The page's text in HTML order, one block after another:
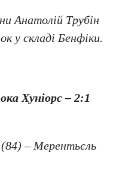
Анатолій Трубін
у складі Бенфіки.
Хуніорс – 2:1
– Мерентьєль